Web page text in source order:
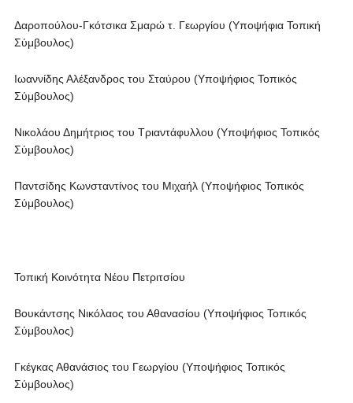
Δαροπούλου-Γκότσικα Σμαρώ τ. Γεωργίου (Υποψήφια Τοπική
Σύμβουλος)
Ιωαννίδης Αλέξανδρος του Σταύρου (Υποψήφιος Τοπικός
Σύμβουλος)
Νικολάου Δημήτριος του Τριαντάφυλλου (Υποψήφιος Τοπικός
Σύμβουλος)
Παντσίδης Κωνσταντίνος του Μιχαήλ (Υποψήφιος Τοπικός
Σύμβουλος)
Τοπική Κοινότητα Νέου Πετριτσίου
Βουκάντσης Νικόλαος του Αθανασίου (Υποψήφιος Τοπικός
Σύμβουλος)
Γκέγκας Αθανάσιος του Γεωργίου (Υποψήφιος Τοπικός
Σύμβουλος)